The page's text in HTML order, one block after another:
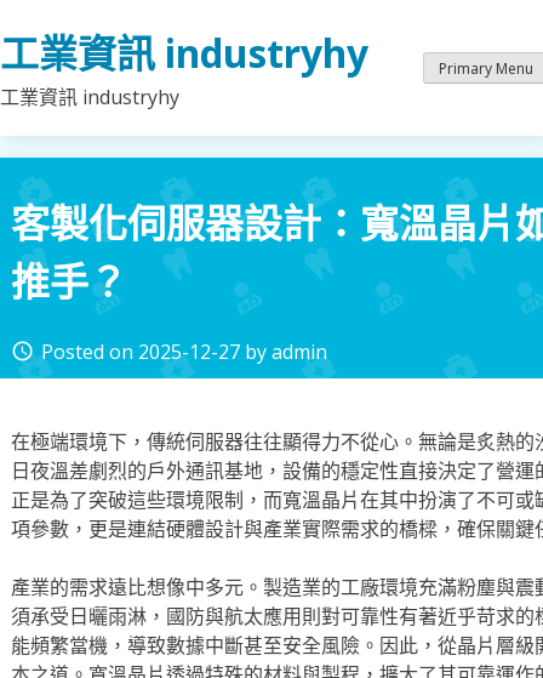
to
content
工業資訊 industryhy
工業資訊 industryhy
Primary Menu
客製化伺服器設計：寬溫晶片
推手？
access_time Posted on 2025-12-27 byadmin
在極端環境下，傳統伺服器往往顯得力不從心。無論是炙熱
日夜溫差劇烈的戶外通訊基地，設備的穩定性直接決定了營
正是為了突破這些環境限制，而寬溫晶片在其中扮演了不可
項參數，更是連結硬體設計與產業實際需求的橋樑，確保關
產業的需求遠比想像中多元。製造業的工廠環境充滿粉塵與
須承受日曬雨淋，國防與航太應用則對可靠性有著近乎苛求
能頻繁當機，導致數據中斷甚至安全風險。因此，從晶片層